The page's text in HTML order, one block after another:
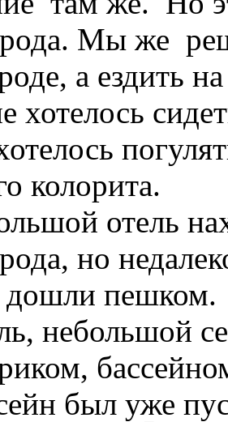
Мы же
а ездить
хотелось
колорита.
отель
но
дошли пешком.
небольшой
был уже